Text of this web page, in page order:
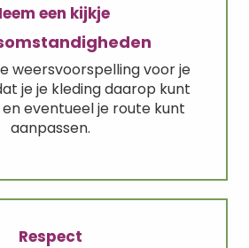
een kijkje
weersvoorspelling voor je
je je kleding daarop kunt
eventueel je route kunt
aanpassen.
Respect